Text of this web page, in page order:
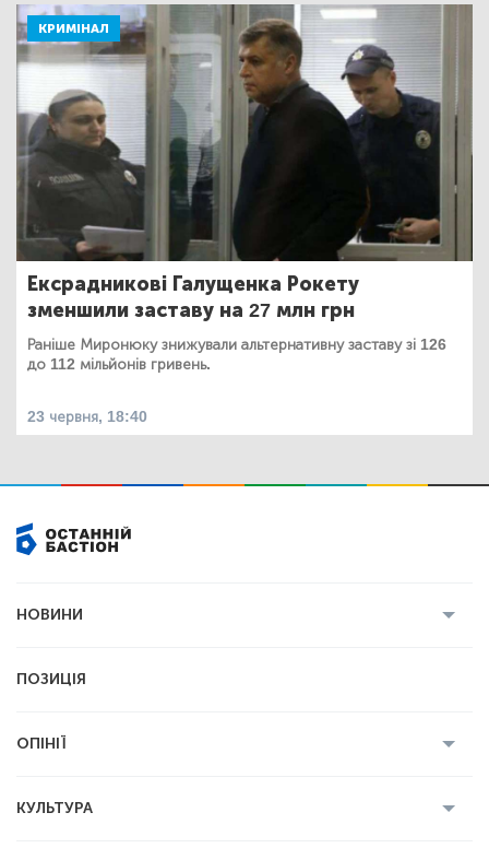
КРИМІНАЛ
Ексрадникові Галущенка Рокету
зменшили заставу на 27 млн грн
Раніше Миронюку знижували альтернативну заставу зі 126
до 112 мільйонів гривень.
23 червня, 18:40
НОВИНИ
Економіка
ПОЗИЦІЯ
ОПІНІЇ
КУЛЬТУРА